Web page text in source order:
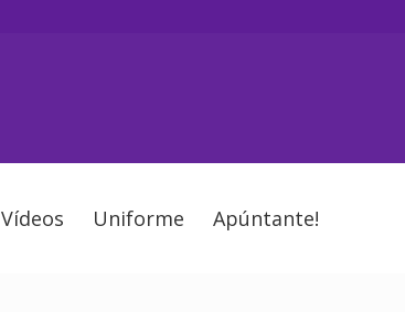
Vídeos Uniforme Apúntante!